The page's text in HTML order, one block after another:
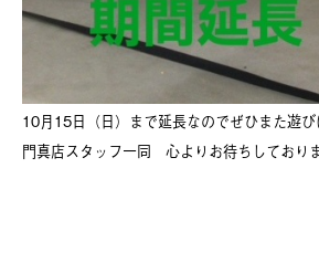
10月15日（日）まで延長なのでぜひまた遊
門真店スタッフ一同 心よりお待ちしており